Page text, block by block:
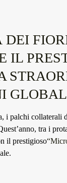
DEI
IL
i palchi collaterali
tra i
il prestigioso